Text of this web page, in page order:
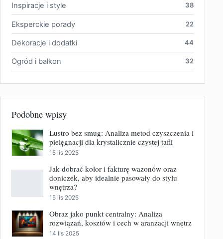
Inspiracje i style 38
Eksperckie porady 22
Dekoracje i dodatki 44
Ogród i balkon 32
Podobne wpisy
Lustro bez smug: Analiza metod czyszczenia i
pielęgnacji dla krystalicznie czystej tafli
15 lis 2025
Jak dobrać kolor i fakturę wazonów oraz
doniczek, aby idealnie pasowały do stylu
wnętrza?
15 lis 2025
Obraz jako punkt centralny: Analiza
rozwiązań, kosztów i cech w aranżacji wnętrz
14 lis 2025